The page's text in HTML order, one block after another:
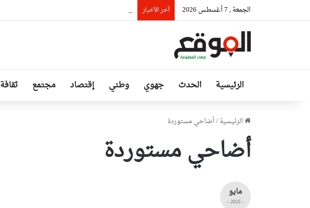
الجمعة , 7 أغسطس 2026 آخر الأخبار السيّد عطاف يستقبل من طرف رئيسة مجلس
الرئيسية الحدث جهوي وطني إقتصاد مجتمع ثقافة
الرئيسية/أضاحي مستوردة
أضاحي مستوردة
مايو
- 2025 -